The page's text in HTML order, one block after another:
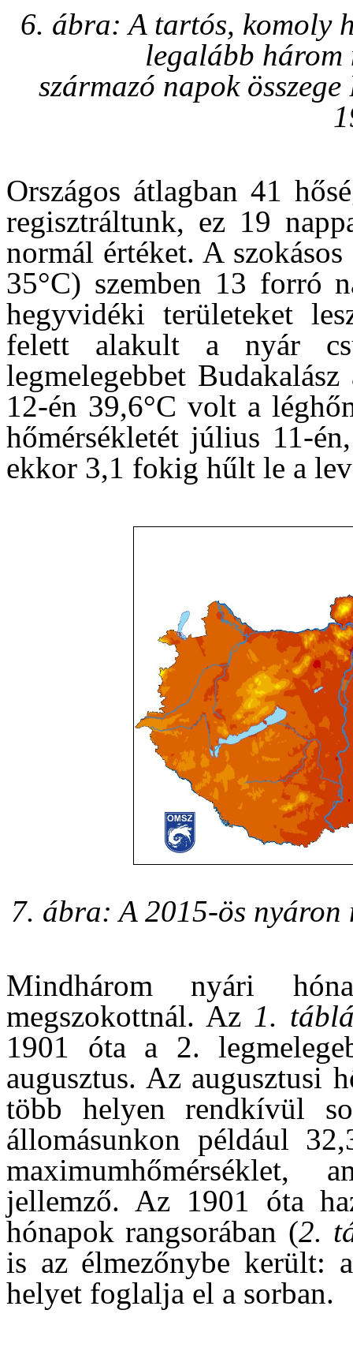
6. ábra: A tartós, komoly
legalább
származó napok
Országos átlagban 41
regisztráltunk, ez 19
normál értéket. A
35°C) szemben 13 forró
hegyvidéki területeket
felett alakult a nyár
legmelegebbet
12-én 39,6°C volt a
hőmérsékletét július 11-
ekkor 3,1 fokig hűlt le a
7. ábra: A 2015-ös nyáron
Mindhárom nyári
megszokottnál. Az 1.
1901 óta a 2.
augusztus. Az augusztusi
több helyen rendkívül
állomásunkon például
jellemző. Az 1901 óta
hónapok rangsorában (2.
is az élmezőnybe került:
helyet foglalja el a sorban.